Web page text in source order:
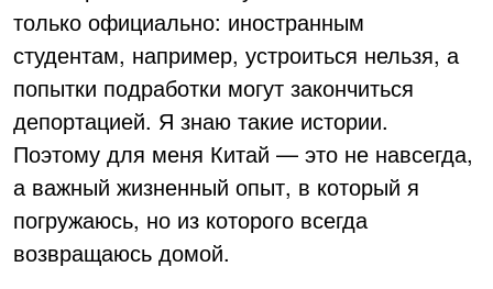
только официально: иностранным
студентам, например, устроиться нельзя, а
попытки подработки могут закончиться
депортацией. Я знаю такие истории.
Поэтому для меня Китай — это не навсегда,
а важный жизненный опыт, в который я
погружаюсь, но из которого всегда
возвращаюсь домой.